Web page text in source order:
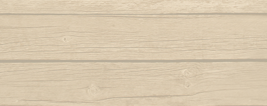
Gerais)
Cordão de ouro é Besouro Manganga
Autor : Mestre Mão Branca
Dendê
Dende mare
Samba